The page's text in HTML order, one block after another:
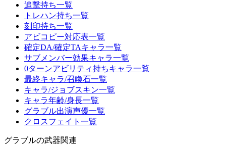
追撃持ち一覧
トレハン持ち一覧
刻印持ち一覧
アビコピー対応表一覧
確定DA/確定TAキャラ一覧
サブメンバー効果キャラ一覧
0ターンアビリティ持ちキャラ一覧
最終キャラ/召喚石一覧
キャラ/ジョブスキン一覧
キャラ年齢/身長一覧
グラブル出演声優一覧
クロスフェイト一覧
グラブルの武器関連